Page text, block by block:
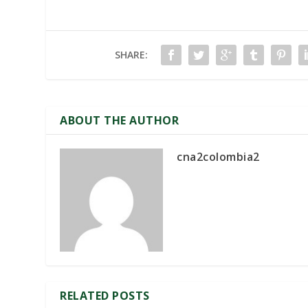
SHARE:
ABOUT THE AUTHOR
cna2colombia2
RELATED POSTS